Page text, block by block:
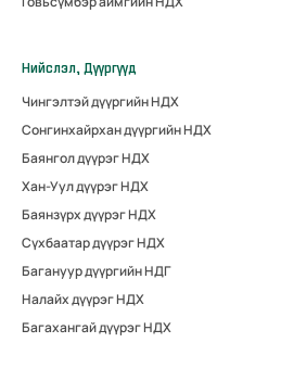
Нийслэл, Дүүргүүд
Чингэлтэй дүүргийн НДХ
Сонгинхайрхан дүүргийн НДХ
Баянгол дүүрэг НДХ
Хан-Уул дүүрэг НДХ
Баянзүрх дүүрэг НДХ
Сүхбаатар дүүрэг НДХ
Багануур дүүргийн НДГ
Налайх дүүрэг НДХ
Багахангай дүүрэг НДХ